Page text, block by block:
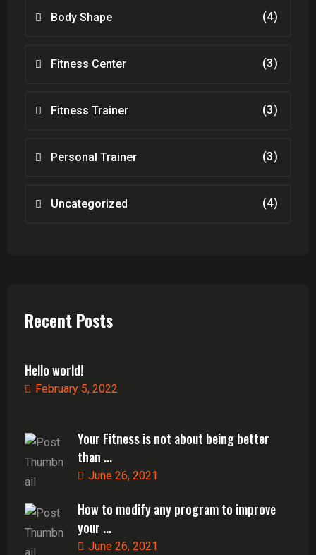
Body Shape (4)
Fitness Center (3)
Fitness Trainer (3)
Personal Trainer (3)
Uncategorized (4)
Recent Posts
Hello world!
February 5, 2022
Your Fitness is not about being better
than ...
June 26, 2021
How to modify any program to improve
your ...
June 26, 2021